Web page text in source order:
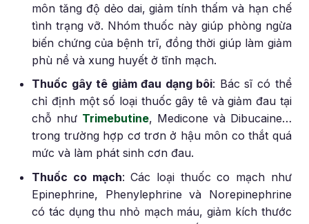
môn tăng độ dẻo dai, giảm tính thấm và hạn chế
tình trạng vỡ. Nhóm thuốc này giúp phòng ngừa
biến chứng của bệnh trĩ, đồng thời giúp làm giảm
phù nề và xung huyết ở tĩnh mạch.
Thuốc gây tê giảm đau dạng bôi: Bác sĩ có thể
chỉ định một số loại thuốc gây tê và giảm đau tại
chỗ như Trimebutine, Medicone và Dibucaine…
trong trường hợp cơ trơn ở hậu môn co thắt quá
mức và làm phát sinh cơn đau.
Thuốc co mạch: Các loại thuốc co mạch như
Epinephrine, Phenylephrine và Norepinephrine
có tác dụng thu nhỏ mạch máu, giảm kích thước